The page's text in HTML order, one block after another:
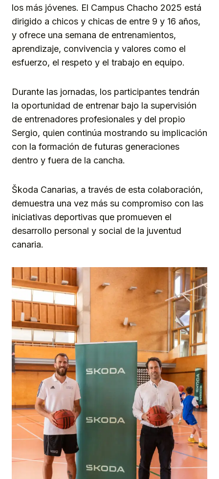
los más jóvenes. El Campus Chacho 2025 está
dirigido a chicos y chicas de entre 9 y 16 años,
y ofrece una semana de entrenamientos,
aprendizaje, convivencia y valores como el
esfuerzo, el respeto y el trabajo en equipo.
Durante las jornadas, los participantes tendrán
la oportunidad de entrenar bajo la supervisión
de entrenadores profesionales y del propio
Sergio, quien continúa mostrando su implicación
con la formación de futuras generaciones
dentro y fuera de la cancha.
Škoda Canarias, a través de esta colaboración,
demuestra una vez más su compromiso con las
iniciativas deportivas que promueven el
desarrollo personal y social de la juventud
canaria.